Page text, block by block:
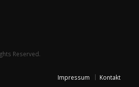
Reserved.
Impressum Kontakt